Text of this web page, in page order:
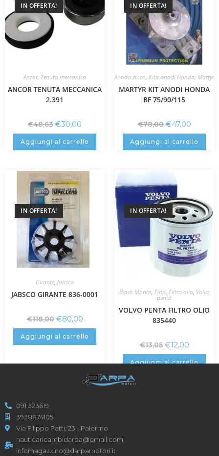
IN OFFERTA!
Ancor, Tenuta meccanica
ANCOR TENUTA MECCANICA
2.391
€48,63 €30,00
Aggiungi al carrello
IN OFFERTA!
Anodo zinco, Kita anodi Honda, Martyr
MARTYR KIT ANODI HONDA
BF 75/90/115
€78,00 €47,00
Aggiungi al carrello
IN OFFERTA!
Girante, Jabsco
JABSCO GIRANTE 836-0001
€118,00 €80,00
Aggiungi al carrello
IN OFFERTA!
Black Month, Filtri, Filtro olio, Volvo
penta
VOLVO PENTA FILTRO OLIO
835440
€13,05 €12,00
Aggiungi al carrello
091 323619
3938874105
Via Filippo Patti, 23 - Palermo
nauticaricambidarpa@gmail.com
infomagazzino@darpamotori.it